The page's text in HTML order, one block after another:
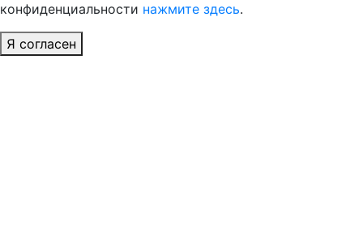
конфиденциальности нажмите здесь.
Я согласен